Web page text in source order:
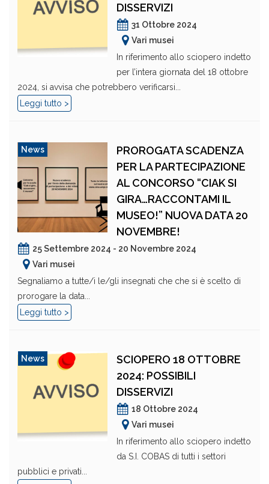
DISSERVIZI
31 Ottobre 2024
Vari musei
In riferimento allo sciopero indetto
per l’intera giornata del 18 ottobre
2024, si avvisa che potrebbero verificarsi...
Leggi tutto >
News
PROROGATA SCADENZA
PER LA PARTECIPAZIONE
AL CONCORSO “CIAK SI
GIRA…RACCONTAMI IL
MUSEO!” NUOVA DATA 20
NOVEMBRE!
25 Settembre 2024 - 20 Novembre 2024
Vari musei
Segnaliamo a tutte/i le/gli insegnati che che si è scelto di
prorogare la data...
Leggi tutto >
News
SCIOPERO 18 OTTOBRE
2024: POSSIBILI
DISSERVIZI
18 Ottobre 2024
Vari musei
In riferimento allo sciopero indetto
da S.I. COBAS di tutti i settori
pubblici e privati...